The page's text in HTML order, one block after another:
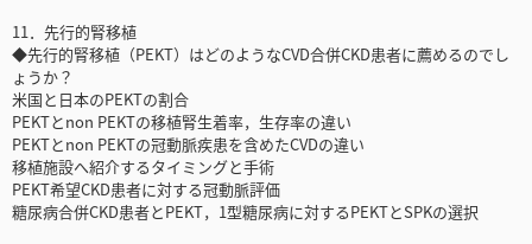
11．先行的腎移植
◆先行的腎移植（PEKT）はどのようなCVD合併CKD患者に薦めるのでし
ょうか？
米国と日本のPEKTの割合
PEKTとnon PEKTの移植腎生着率，生存率の違い
PEKTとnon PEKTの冠動脈疾患を含めたCVDの違い
移植施設へ紹介するタイミングと手術
PEKT希望CKD患者に対する冠動脈評価
糖尿病合併CKD患者とPEKT，1型糖尿病に対するPEKTとSPKの選択